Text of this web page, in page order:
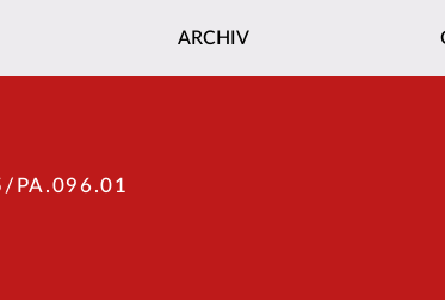
ARCHIV
PA.096.01